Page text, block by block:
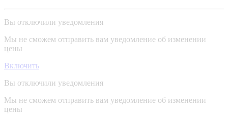
Вы отключили уведомления
Мы не сможем отправить вам уведомление об изменении
цены
Включить
Вы отключили уведомления
Мы не сможем отправить вам уведомление об изменении
цены